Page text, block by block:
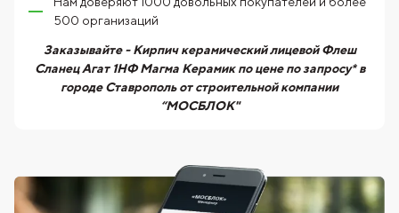
500 организаций
Заказывайте - Кирпич керамический лицевой Флеш
Сланец Агат 1НФ Магма Керамик по цене по запросу* в
городе Ставрополь от строительной компании
“МОСБЛОК"